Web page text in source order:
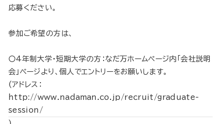
応募ください。
参加ご希望の方は、
〇4年制大学・短期大学の方：なだ万ホームページ内「会社説明
会」ページより、個人でエントリーをお願いします。
(アドレス：
http://www.nadaman.co.jp/recruit/graduate-
session/